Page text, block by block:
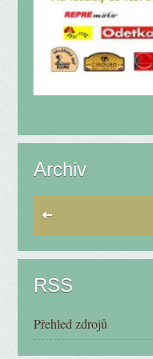
Archiv
RSS
Přehled zdrojů